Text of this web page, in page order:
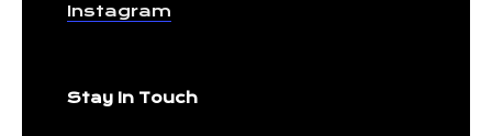
Instagram
Stay In Touch